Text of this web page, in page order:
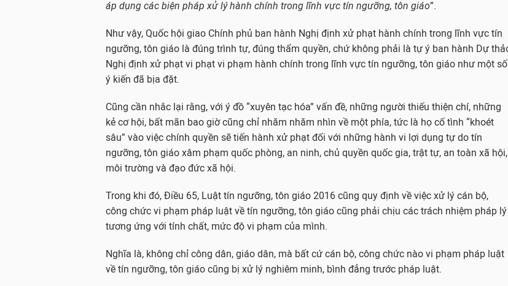
áp dụng các biện pháp xử lý hành chính trong lĩnh vực tín ngưỡng, tôn giáo”.
Như vậy, Quốc hội giao Chính phủ ban hành Nghị định xử phạt hành chính trong lĩnh vực tín
ngưỡng, tôn giáo là đúng trình tự, đúng thẩm quyền, chứ không phải là tự ý ban hành Dự
Nghị định xử phạt vi phạt vi phạm hành chính trong lĩnh vực tín ngưỡng, tôn giáo như một số
ý kiến đã bịa đặt.
Cũng cần nhắc lại rằng, với ý đồ “xuyên tạc hóa” vấn đề, những người thiếu thiện chí, những
kẻ cơ hội, bất mãn bao giờ cũng chỉ nhăm nhăm nhìn về một phía, tức là họ cố tình “khoét
sâu” vào việc chính quyền sẽ tiến hành xử phạt đối với những hành vi lợi dụng tự do tín
ngưỡng, tôn giáo xâm phạm quốc phòng, an ninh, chủ quyền quốc gia, trật tự, an toàn xã hội,
môi trường và đạo đức xã hội.
Trong khi đó, Điều 65, Luật tín ngưỡng, tôn giáo 2016 cũng quy định về việc xử lý cán bộ,
công chức vi phạm pháp luật về tín ngưỡng, tôn giáo cũng phải chịu các trách nhiệm pháp lý
tương ứng với tính chất, mức độ vi phạm của mình.
Nghĩa là, không chỉ công dân, giáo dân, mà bất cứ cán bộ, công chức nào vi phạm pháp luật
về tín ngưỡng, tôn giáo cũng bị xử lý nghiêm minh, bình đẳng trước pháp luật.
n
t
n
g
i
V
i
t
N
a
m
(
G
V
-
n
t
n
g
i
V
i
t
N
a
m
(
G
V
-
n
t
n
g
i
V
i
t
N
a
m
(
G
V
-